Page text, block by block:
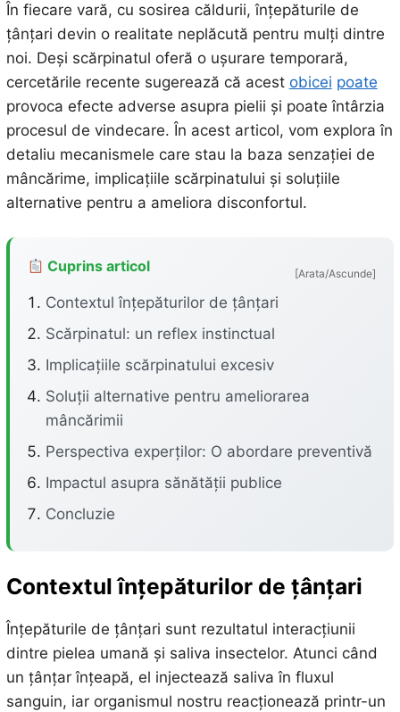
În fiecare vară, cu sosirea căldurii, înțepăturile de
țânțari devin o realitate neplăcută pentru mulți dintre
noi. Deși scărpinatul oferă o ușurare temporară,
cercetările recente sugerează că acest obicei poate
provoca efecte adverse asupra pielii și poate întârzia
procesul de vindecare. În acest articol, vom explora în
detaliu mecanismele care stau la baza senzației de
mâncărime, implicațiile scărpinatului și soluțiile
alternative pentru a ameliora disconfortul.
Cuprins articol [Arata/Ascunde]
Contextul înțepăturilor de țânțari
Scărpinatul: un reflex instinctual
Implicațiile scărpinatului excesiv
Soluții alternative pentru ameliorarea
mâncărimii
Perspectiva experților: O abordare preventivă
Impactul asupra sănătății publice
Concluzie
Contextul înțepăturilor de țânțari
Înțepăturile de țânțari sunt rezultatul interacțiunii
dintre pielea umană și saliva insectelor. Atunci când
un țânțar înțeapă, el injectează saliva în fluxul
sanguin, iar organismul nostru reacționează printr-un